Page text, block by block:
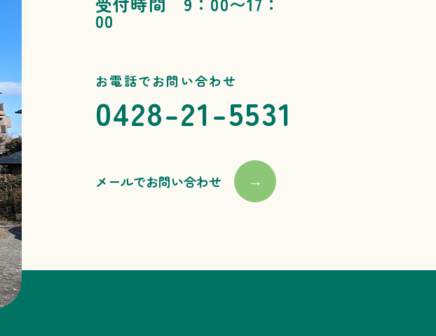
00
お電話でお問い合わせ
0428-21-5531
メールでお問い合わせ →